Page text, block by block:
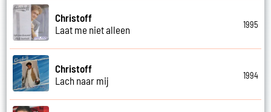
Christoff
Laat me niet alleen
1995
Christoff
Lach naar mij
1994